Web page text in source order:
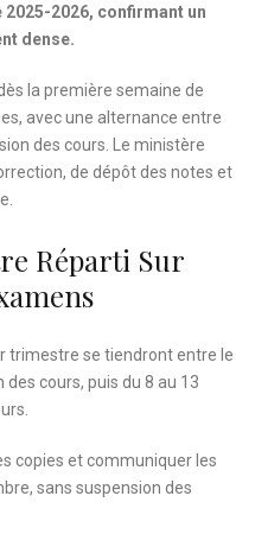
2026, confirmant un
dense.
la première semaine de
avec une alternance entre
des cours. Le ministère
de dépôt des notes et
Réparti Sur
trimestre se tiendront entre le
cours, puis du 8 au 13
copies et communiquer les
sans suspension des